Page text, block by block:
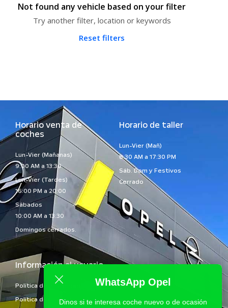
Not found any vehicle based on your filter
Try another filter, location or keywords
Reset filters
Horario venta de
coches
Lun-Vier (Mañanas)
9:00 AM a 13:30
Lun-Vier (Tardes)
16:00 PM a 20:00
Sábados
10:00 AM a 13:30
Domingos cerrados.
Horario de taller
Lun-Vier (Mañ)
8:30 AM a 17:30 PM
Sáb. Dom y Festivos
Cerrado
Información al usuario
Política de privacidad
Política de Cookies
WhatsApp Opel
Dinos si te interesa coche nuevo o de ocasión